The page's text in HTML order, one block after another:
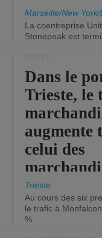
Marseille/New
La coentreprise
Stonepeak est
Dans le
Trieste, le
augmente
celui des
diminue.
Trieste
Au cours des six
le trafic à
%.